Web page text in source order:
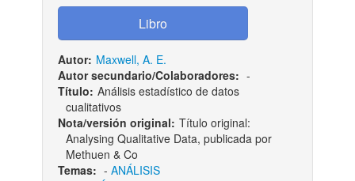
Autor: Maxwell, A. E.
Autor secundario/Colaboradores: -
Título: Análisis estadístico de datos
cualitativos
Nota/versión original: Título original:
Analysing Qualitative Data, publicada por
Methuen & Co
Temas: - ANÁLISIS